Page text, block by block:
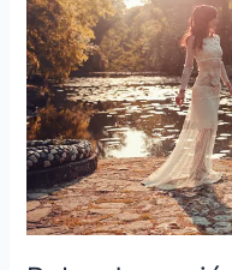
boho
chic
Janis